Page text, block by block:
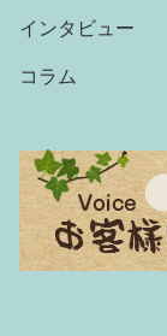
インタビュー
コラム